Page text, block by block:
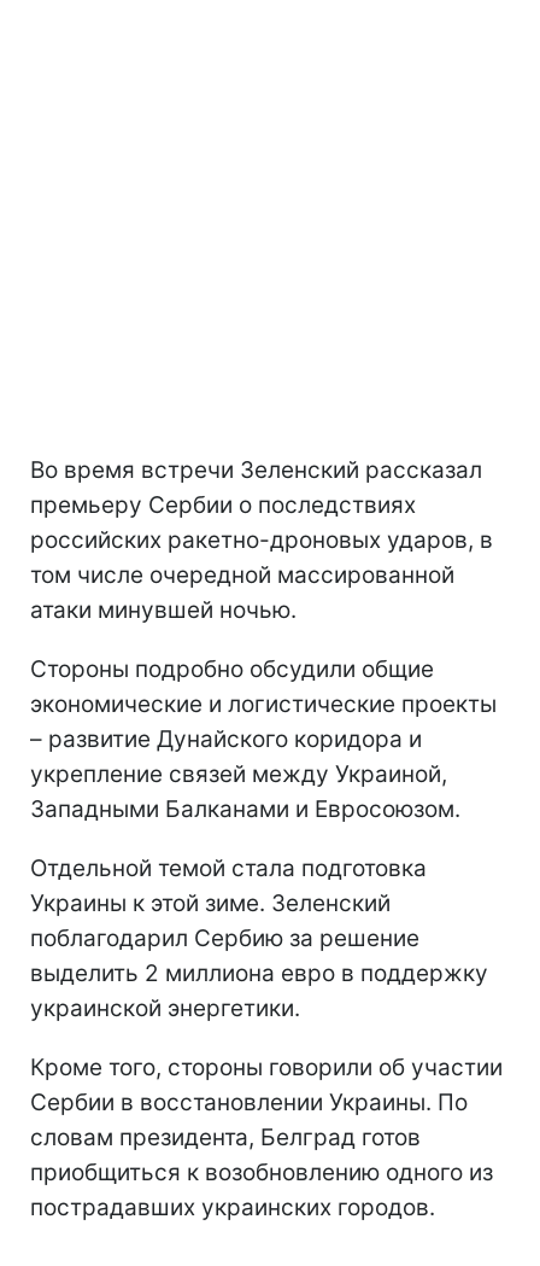
Во время встречи Зеленский рассказал
премьеру Сербии о последствиях
российских ракетно-дроновых ударов, в
том числе очередной массированной
атаки минувшей ночью.
Стороны подробно обсудили общие
экономические и логистические проекты
– развитие Дунайского коридора и
укрепление связей между Украиной,
Западными Балканами и Евросоюзом.
Отдельной темой стала подготовка
Украины к этой зиме. Зеленский
поблагодарил Сербию за решение
выделить 2 миллиона евро в поддержку
украинской энергетики.
Кроме того, стороны говорили об участии
Сербии в восстановлении Украины. По
словам президента, Белград готов
приобщиться к возобновлению одного из
пострадавших украинских городов.